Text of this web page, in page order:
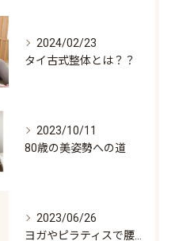
2024/02/23
タイ古式整体とは？？
2023/10/11
80歳の美姿勢への道
2023/06/26
ヨガやピラティスで腰痛になる人の特徴「万歳ができない」